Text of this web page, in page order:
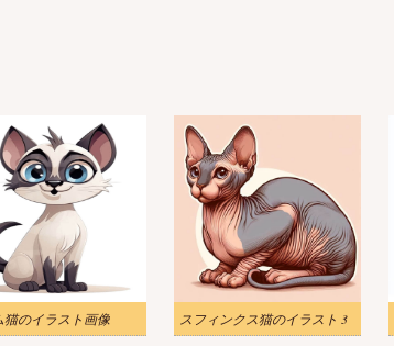
猫のイラスト画像 スフィンクス猫のイラスト 3